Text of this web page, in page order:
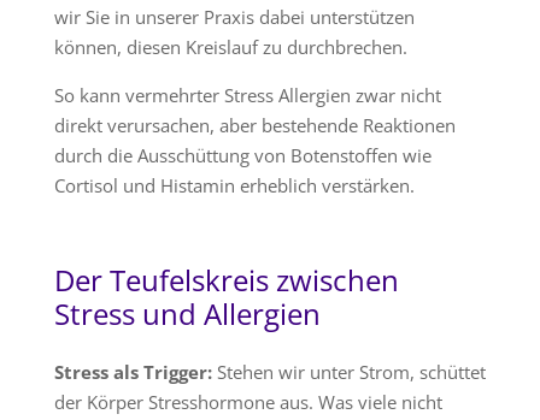
wir Sie in unserer Praxis dabei unterstützen
können, diesen Kreislauf zu durchbrechen.
So kann vermehrter Stress Allergien zwar nicht
direkt verursachen, aber bestehende Reaktionen
durch die Ausschüttung von Botenstoffen wie
Cortisol und Histamin erheblich verstärken.
Der Teufelskreis zwischen
Stress und Allergien
Stress als Trigger: Stehen wir unter Strom, schüttet
der Körper Stresshormone aus. Was viele nicht